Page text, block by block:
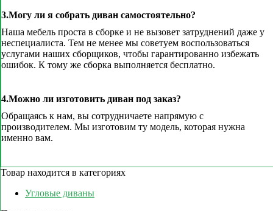
3.Могу ли я собрать диван самостоятельно?
Наша мебель проста в сборке и не вызовет затруднений даже у
неспециалиста. Тем не менее мы советуем воспользоваться
услугами наших сборщиков, чтобы гарантированно избежать
ошибок. К тому же сборка выполняется бесплатно.
4.Можно ли изготовить диван под заказ?
Обращаясь к нам, вы сотрудничаете напрямую с
производителем. Мы изготовим ту модель, которая нужна
именно вам.
Товар находится в категориях
Угловые диваны